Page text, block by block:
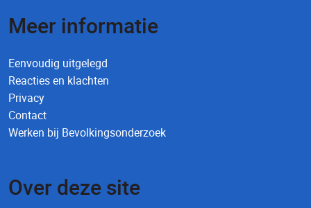
Meer informatie
Eenvoudig uitgelegd
Reacties en klachten
Privacy
Contact
Werken bij Bevolkingsonderzoek
Over deze site